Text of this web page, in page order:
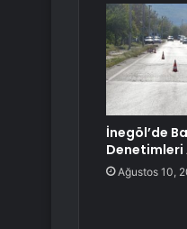
İnegöl’de
Denetimleri
Ağustos 10,